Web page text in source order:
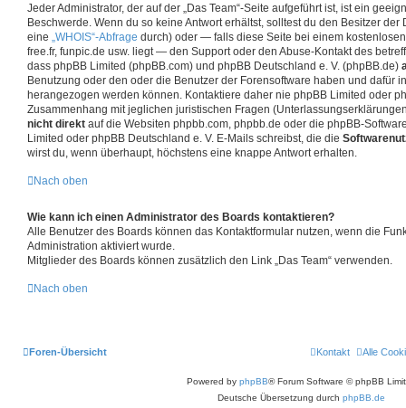
Jeder Administrator, der auf der „Das Team“-Seite aufgeführt ist, ist ein
Beschwerde. Wenn du so keine Antwort erhältst, solltest du den Besitzer
eine „WHOIS“-Abfrage durch) oder — falls diese Seite bei einem
free.fr, funpic.de usw. liegt — den Support oder den Abuse-Kontakt des
dass phpBB Limited (phpBB.com) und phpBB Deutschland e. V. (phpBB.de)
Benutzung oder den oder die Benutzer der Forensoftware haben und dafür
herangezogen werden können. Kontaktiere daher nie phpBB Limited oder
Zusammenhang mit jeglichen juristischen Fragen
nicht direkt auf die Websiten phpbb.com, phpbb.de oder die phpBB-
Limited oder phpBB Deutschland e. V. E-Mails schreibst, die die
wirst du, wenn überhaupt, höchstens eine knappe Antwort erhalten.
Nach oben
Wie kann ich einen Administrator des Boards kontaktieren?
Alle Benutzer des Boards können das Kontaktformular nutzen, wenn die
Administration aktiviert wurde.
Mitglieder des Boards können zusätzlich den Link „Das Team“ verwenden.
Nach oben
Foren-Übersicht Alle
Kontakt
Powered by phpBB® Forum Software © phpBB
Deutsche Übersetzung durch phpBB.de